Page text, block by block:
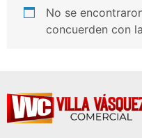
No se
concuerden con